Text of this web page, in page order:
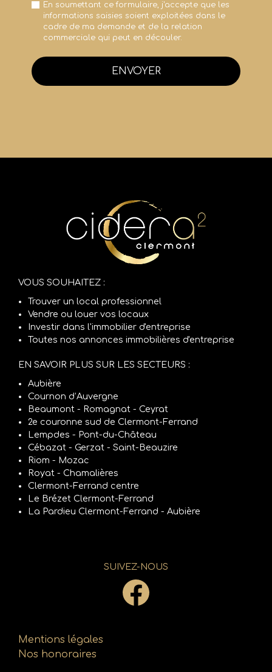
En soumettant ce formulaire, j'accepte que les
informations saisies soient exploitées dans le
cadre de ma demande et de la relation
commerciale qui peut en découler.
ENVOYER
VOUS SOUHAITEZ :
Trouver un local professionnel
Vendre ou louer vos locaux
Investir dans l'immobilier d'entreprise
Toutes nos annonces immobilières d'entreprise
EN SAVOIR PLUS SUR LES SECTEURS :
Aubière
Cournon d’Auvergne
Beaumont - Romagnat - Ceyrat
2e couronne sud de Clermont-Ferrand
Lempdes - Pont-du-Château
Cébazat - Gerzat - Saint-Beauzire
Riom - Mozac
Royat - Chamalières
Clermont-Ferrand centre
Le Brézet Clermont-Ferrand
La Pardieu Clermont-Ferrand - Aubière
SUIVEZ-NOUS
Mentions légales
Nos honoraires